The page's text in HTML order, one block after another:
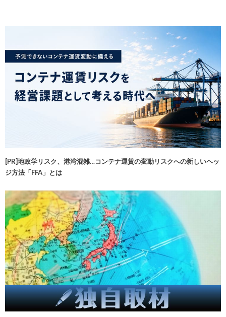
[PR]地政学リスク、港湾混雑…コンテナ運賃の変動リスクへの新しいヘッ
ジ方法「FFA」とは